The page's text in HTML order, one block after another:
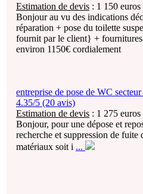
Estimation de devis : 1 150 euros
Bonjour au vu des indications
réparation + pose du toilette
fournit par le client} + fournitures
environ 1150€ cordialement
entreprise de pose de WC
4.35/5 (20 avis)
Estimation de devis : 1 275 euros
Bonjour, pour une dépose et
recherche et suppression de
matériaux soit i ...